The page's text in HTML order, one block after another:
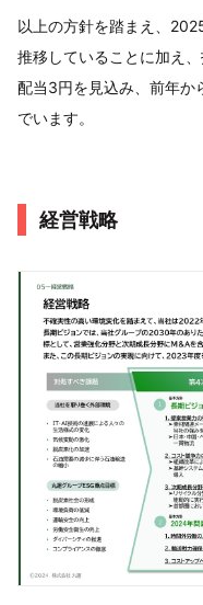
以上の方針を踏まえ、
推移していることに加え
配当3円を見込み、前年か
でいます。
経営戦略